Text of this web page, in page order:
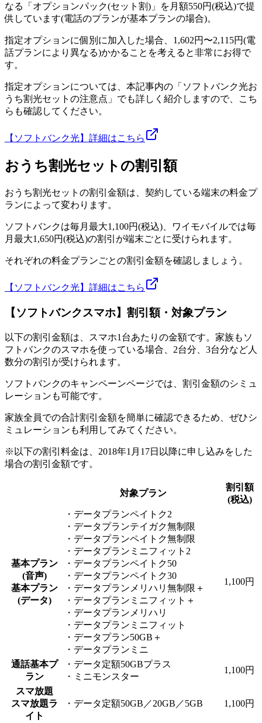
なる「オプションパック(セット割)」を月額550円(税込)で提
供しています(電話のプランが基本プランの場合)。
指定オプションに個別に加入した場合、1,602円〜2,115円(電
話プランにより異なる)かかることを考えると非常にお得で
す。
指定オプションについては、本記事内の「ソフトバンク光お
うち割光セットの注意点」でも詳しく紹介しますので、こち
らも確認してください。
【ソフトバンク光】詳細はこちら
おうち割光セットの割引額
おうち割光セットの割引金額は、契約している端末の料金プ
ランによって変わります。
ソフトバンクは毎月最大1,100円(税込)、ワイモバイルでは毎
月最大1,650円(税込)の割引が端末ごとに受けられます。
それぞれの料金プランごとの割引金額を確認しましょう。
【ソフトバンク光】詳細はこちら
【ソフトバンクスマホ】割引額・対象プラン
以下の割引金額は、スマホ1台あたりの金額です。家族もソ
フトバンクのスマホを使っている場合、2台分、3台分など人
数分の割引が受けられます。
ソフトバンクのキャンペーンページでは、割引金額のシミュ
レーションも可能です。
家族全員での合計割引金額を簡単に確認できるため、ぜひシ
ミュレーションも利用してみてください。
※以下の割引料金は、2018年1月17日以降に申し込みをした
場合の割引金額です。
対象プラン
割引額
(税込)
基本プラン
(音声)
基本プラン
(データ)
・データプランペイトク2
・データプランテイガク無制限
・データプランペイトク無制限
・データプランミニフィット2
・データプランペイトク50
・データプランペイトク30
・データプランメリハリ無制限＋
・データプランミニフィット＋
・データプランメリハリ
・データプランミニフィット
・データプラン50GB＋
・データプランミニ
1,100円
通話基本プ
ラン
・データ定額50GBプラス
・ミニモンスター
1,100円
スマ放題
スマ放題ラ
イト
・データ定額50GB／20GB／5GB 1,100円